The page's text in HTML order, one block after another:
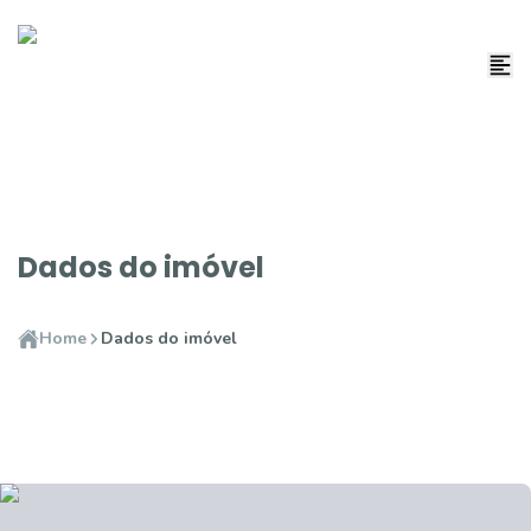
Dados do imóvel
Home Dados do imóvel